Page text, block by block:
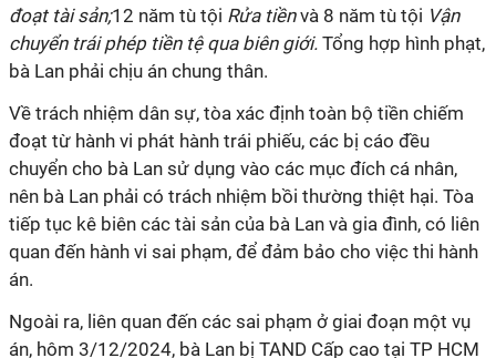
đoạt tài sản;12 năm tù tội Rửa tiềnvà 8 năm tù tội Vận
chuyển trái phép tiền tệ qua biên giới. Tổng hợp hình phạt,
bà Lan phải chịu án chung thân.
Về trách nhiệm dân sự, tòa xác định toàn bộ tiền chiếm
đoạt từ hành vi phát hành trái phiếu, các bị cáo đều
chuyển cho bà Lan sử dụng vào các mục đích cá nhân,
nên bà Lan phải có trách nhiệm bồi thường thiệt hại. Tòa
tiếp tục kê biên các tài sản của bà Lan và gia đình, có liên
quan đến hành vi sai phạm, để đảm bảo cho việc thi hành
án.
Ngoài ra, liên quan đến các sai phạm ở giai đoạn một vụ
án, hôm 3/12/2024, bà Lan bị TAND Cấp cao tại TP HCM